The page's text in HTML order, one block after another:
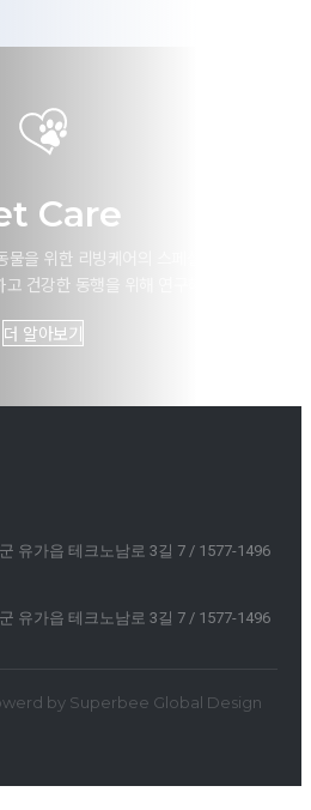
Care
을 위한 리빙케어의 스페셜 케어
건강한 동행을 위해 연구해왔습니다.
더 알아보기
유가읍 테크노남로 3길 7 / 1577-1496
유가읍 테크노남로 3길 7 / 1577-1496
by Superbee Global Design